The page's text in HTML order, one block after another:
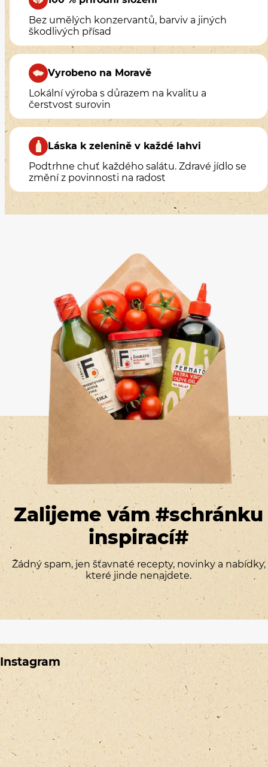
Bez umělých konzervantů, barviv a jiných
škodlivých přísad
Vyrobeno na Moravě
Lokální výroba s důrazem na kvalitu a
čerstvost surovin
Láska k zelenině v každé lahvi
Podtrhne chuť každého salátu. Zdravé jídlo se
změní z povinnosti na radost
Zalijeme vám #schránku
inspirací#
Žádný spam, jen šťavnaté recepty, novinky a nabídky,
které jinde nenajdete.
Instagram